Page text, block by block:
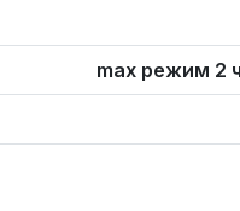
max режим 2